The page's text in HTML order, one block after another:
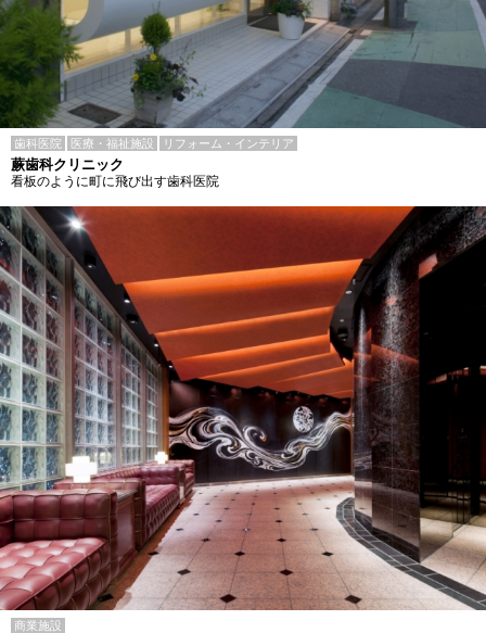
歯科医院 医療・福祉施設 リフォーム・インテリア
蕨歯科クリニック
看板のように町に飛び出す歯科医院
商業施設